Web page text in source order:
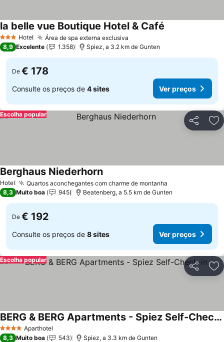
3 EstrelasHotel Área de spa externa exclusiva
la belle vue Boutique Hotel & Café
8,9 Excelente 1.358 Spiez, a 3.2 km de Gunten
De € 178
Consulte os preços de 4 sites Ver preços
Partilhar
Escolha popular
Hotel Quartos aconchegantes com charme de montanha
Berghaus Niederhorn
8,3 Muito boa 945 Beatenberg, a 5.5 km de Gunten
De € 192
Consulte os preços de 8 sites Ver preços
Partilhar
Escolha popular
4 EstrelasAparthotel
BERG & BERG Apartments - Spiez Self-Check-in
8,3 Muito boa 543 Spiez, a 3.3 km de Gunten